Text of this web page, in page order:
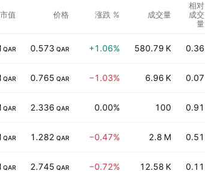
值 价格 涨跌 % 成交量
相对
成交
量
QAR 0.573 QAR +1.06% 580.79 K 0.36
QAR 0.765 QAR −1.03% 6.96 K 0.07
QAR 2.336 QAR 0.00% 100 0.91
QAR 1.282 QAR −0.47% 2.8 M 0.51
QAR 2.745 QAR −0.72% 12.58 K 0.11